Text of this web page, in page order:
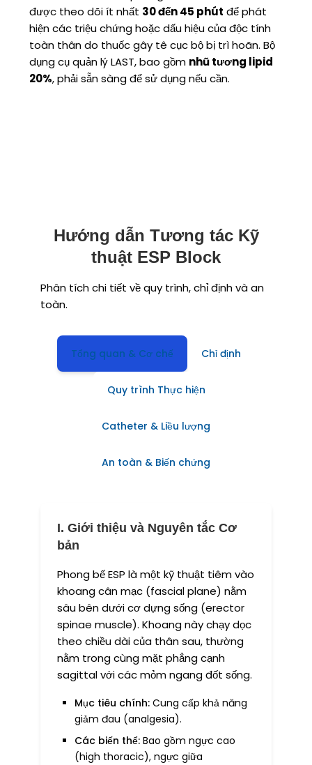
được theo dõi ít nhất 30 đến 45 phút để phát
hiện các triệu chứng hoặc dấu hiệu của độc tính
toàn thân do thuốc gây tê cục bộ bị trì hoãn. Bộ
dụng cụ quản lý LAST, bao gồm nhũ tương lipid
20%, phải sẵn sàng để sử dụng nếu cần.
Hướng dẫn Tương tác Kỹ
thuật ESP Block
Phân tích chi tiết về quy trình, chỉ định và an
toàn.
Tổng quan & Cơ chế Chỉ định
Quy trình Thực hiện
Catheter & Liều lượng
An toàn & Biến chứng
I. Giới thiệu và Nguyên tắc Cơ
bản
Phong bế ESP là một kỹ thuật tiêm vào
khoang cân mạc (fascial plane) nằm
sâu bên dưới cơ dựng sống (erector
spinae muscle). Khoang này chạy dọc
theo chiều dài của thân sau, thường
nằm trong cùng mặt phẳng cạnh
sagittal với các mỏm ngang đốt sống.
Mục tiêu chính: Cung cấp khả năng
giảm đau (analgesia).
Các biến thể: Bao gồm ngực cao
(high thoracic), ngực giữa